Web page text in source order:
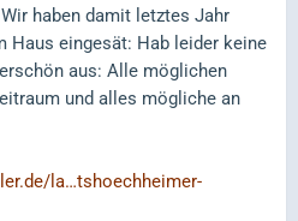
haben damit letztes Jahr
Haus eingesät: Hab leider keine
aus: Alle möglichen
und alles mögliche an
la…tshoechheimer-